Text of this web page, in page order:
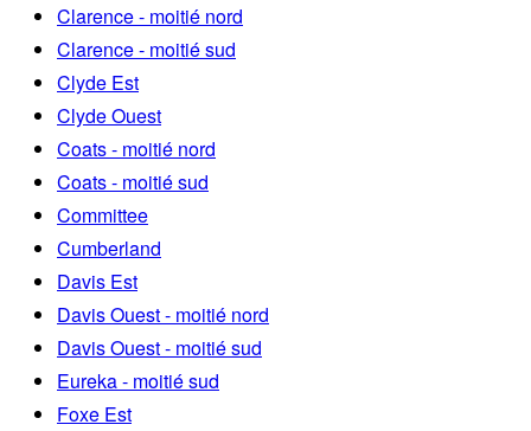
Clarence - moitié nord
Clarence - moitié sud
Clyde Est
Clyde Ouest
Coats - moitié nord
Coats - moitié sud
Committee
Cumberland
Davis Est
Davis Ouest - moitié nord
Davis Ouest - moitié sud
Eureka - moitié sud
Foxe Est